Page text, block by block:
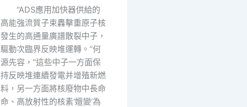
“ADS應用加快器供給的
高能強流質子束轟擊重原子核
發生的高通量廣譜散裂中子，
驅動次臨界反映堆運轉。”何
源先容，“這些中子一方面保
持反映堆連續發電并增殖新燃
料，另一方面將核廢物中長命
命、高放射性的核素‘嬗變’為